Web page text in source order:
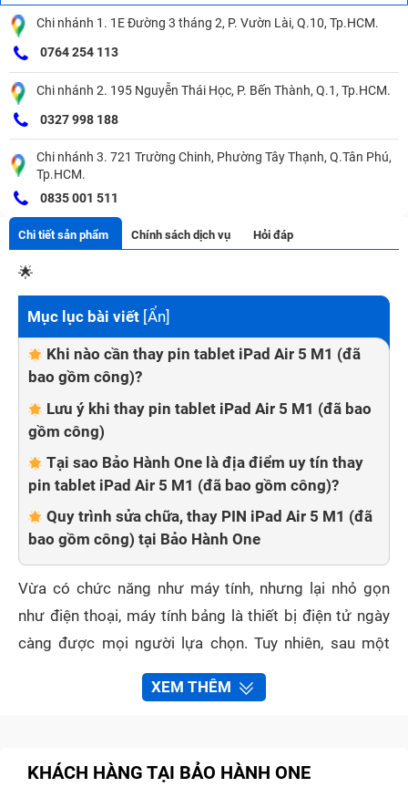
Chi nhánh 1. 1E Đường 3 tháng 2, P. Vườn Lài, Q.10, Tp.HCM.
0764 254 113
Chi nhánh 2. 195 Nguyễn Thái Học, P. Bến Thành, Q.1, Tp.HCM.
0327 998 188
Chi nhánh 3. 721 Trường Chinh, Phường Tây Thạnh, Q.Tân Phú,
Tp.HCM.
0835 001 511
Chi tiết sản phẩm Chính sách dịch vụ Hỏi đáp
🌟
Mục lục bài viết [Ẩn]
Khi nào cần thay pin tablet iPad Air 5 M1 (đã
bao gồm công)?
Lưu ý khi thay pin tablet iPad Air 5 M1 (đã bao
gồm công)
Tại sao Bảo Hành One là địa điểm uy tín thay
pin tablet iPad Air 5 M1 (đã bao gồm công)?
Quy trình sửa chữa, thay PIN iPad Air 5 M1 (đã
bao gồm công) tại Bảo Hành One
Vừa có chức năng như máy tính, nhưng lại nhỏ gọn
như điện thoại, máy tính bảng là thiết bị điện tử ngày
càng được mọi người lựa chọn. Tuy nhiên, sau một
thời gian dài sử dụng pin tablet iPad Air 5 M1 (đã bao
gồm công) có một vài dấu hiệu xuống cấp làm bạn
Hãy để Bảo Hành One giúp bạn!
XEM THÊM
KHÁCH HÀNG TẠI BẢO HÀNH ONE